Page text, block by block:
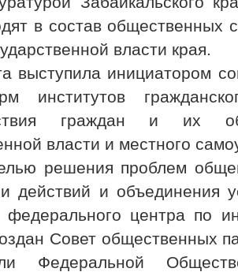
в состав общественных
власти края.
инициатором
институтов
граждан и их
власти и местного
проблем
действий и объединения
федерального центра по
Совет общественных
Федеральной